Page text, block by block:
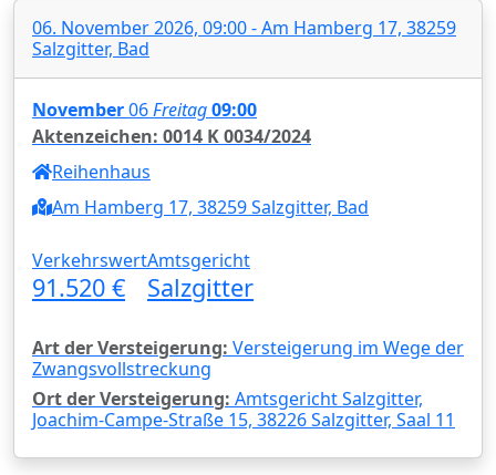
06. November 2026, 09:00 - Am Hamberg 17, 38259
Salzgitter, Bad
November06Freitag09:00
Aktenzeichen: 0014 K 0034/2024
Reihenhaus
Am Hamberg 17, 38259 Salzgitter, Bad
Verkehrswert
91.520 €
Amtsgericht
Salzgitter
Art der Versteigerung: Versteigerung im Wege der
Zwangsvollstreckung
Ort der Versteigerung: Amtsgericht Salzgitter,
Joachim-Campe-Straße 15, 38226 Salzgitter, Saal 11